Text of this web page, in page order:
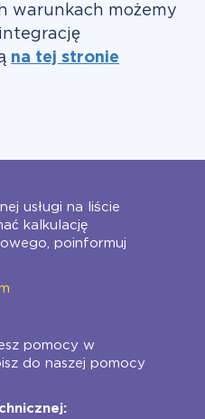
warunkach możemy
na tej stronie
usługi na liście
kalkulację
poinformuj
pomocy w
do naszej pomocy